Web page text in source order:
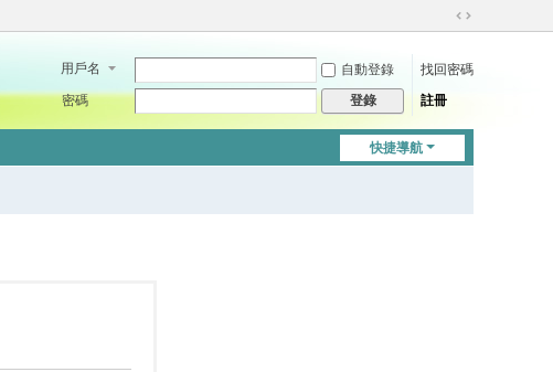
切
到
用戶名 自動登錄
找回密碼
密碼
登錄 註冊
快捷導航